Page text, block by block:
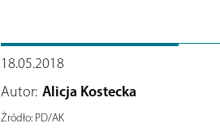
18.05.2018
Autor: Alicja Kostecka
Źródło:PD/AK